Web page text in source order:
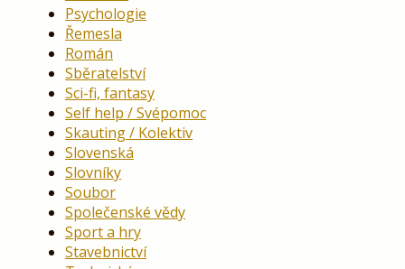
Psychologie
Řemesla
Román
Sběratelství
Sci-fi, fantasy
Self help / Svépomoc
Skauting / Kolektiv
Slovenská
Slovníky
Soubor
Společenské vědy
Sport a hry
Stavebnictví